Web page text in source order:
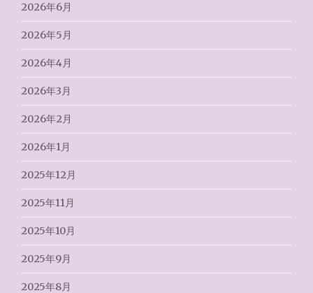
2026年6月
2026年5月
2026年4月
2026年3月
2026年2月
2026年1月
2025年12月
2025年11月
2025年10月
2025年9月
2025年8月